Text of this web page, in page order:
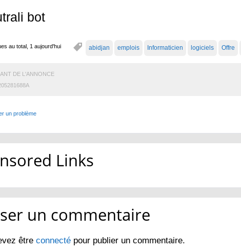
bot
abidjan emplois Informaticien logiciels Offre
au total, 1 aujourd'hui
DE L'ANNONCE
un problème
Links
un commentaire
être connecté pour publier un commentaire.